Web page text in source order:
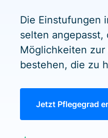
Die Einstufungen
selten
Möglichkeiten
bestehen, die zu
Jetzt Pflegegrad